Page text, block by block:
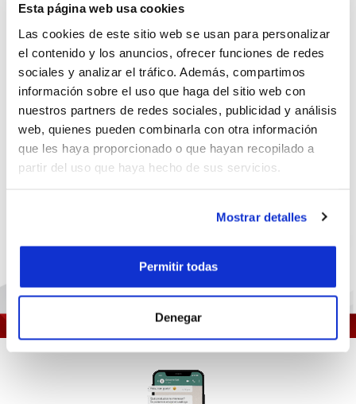
Esta página web usa cookies
Las cookies de este sitio web se usan para personalizar
el contenido y los anuncios, ofrecer funciones de redes
sociales y analizar el tráfico. Además, compartimos
información sobre el uso que haga del sitio web con
nuestros partners de redes sociales, publicidad y análisis
web, quienes pueden combinarla con otra información
que les haya proporcionado o que hayan recopilado a
partir del uso que haya hecho de sus servicios.
Mostrar detalles
Permitir todas
Denegar